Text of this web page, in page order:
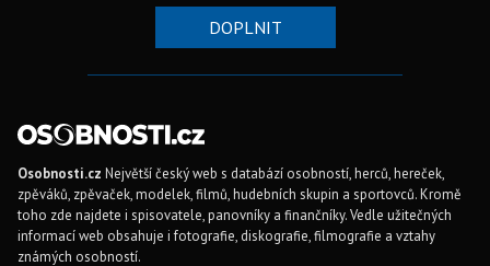
DOPLNIT
Osobnosti.cz Největší český web s databází osobností, herců, hereček,
zpěváků, zpěvaček, modelek, filmů, hudebních skupin a sportovců. Kromě
toho zde najdete i spisovatele, panovníky a finančníky. Vedle užitečných
informací web obsahuje i fotografie, diskografie, filmografie a vztahy
známých osobností.